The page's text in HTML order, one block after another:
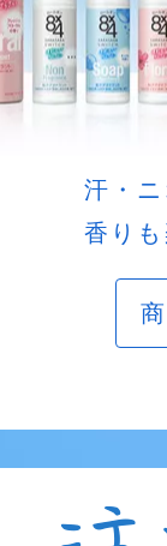
汗・
香り